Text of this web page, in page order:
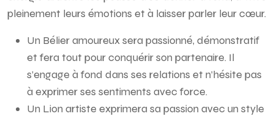
pleinement leurs émotions et à laisser parler leur cœur.
Un Bélier amoureux sera passionné, démonstratif
et fera tout pour conquérir son partenaire. Il
s’engage à fond dans ses relations et n’hésite pas
à exprimer ses sentiments avec force.
Un Lion artiste exprimera sa passion avec un style